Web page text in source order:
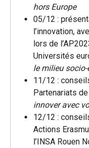
hors Europe
05/12 :
l’innovation,
lors de
Universités
le milieu
11/12 :
Partenariats
innover avec
12/12 :
Actions
l’INSA Rouen